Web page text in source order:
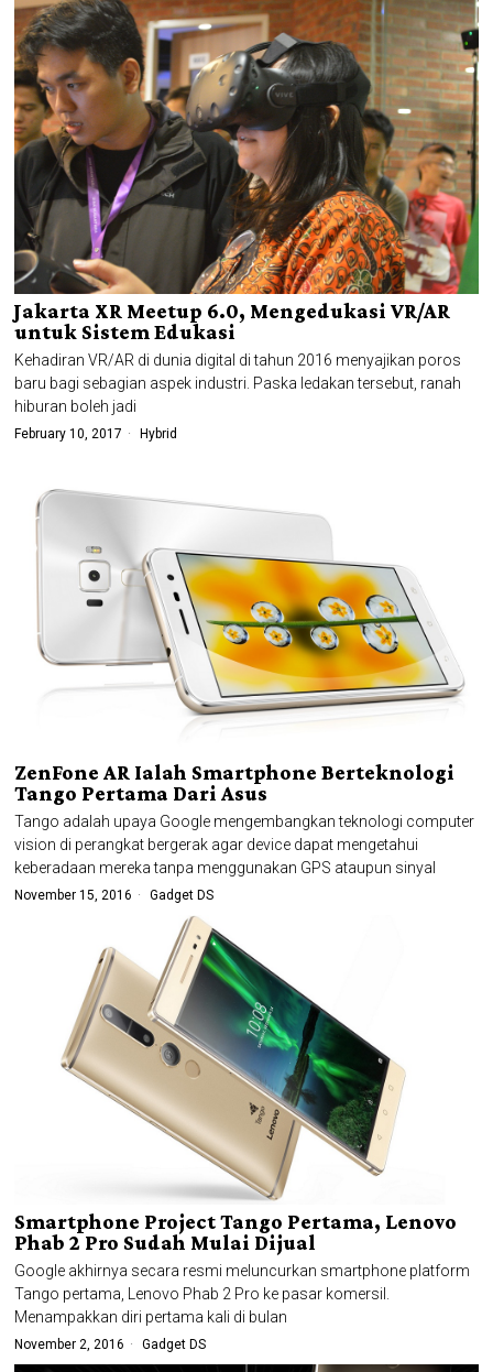
Jakarta XR Meetup 6.0, Mengedukasi VR/AR
untuk Sistem Edukasi
Kehadiran VR/AR di dunia digital di tahun 2016 menyajikan poros
baru bagi sebagian aspek industri. Paska ledakan tersebut, ranah
hiburan boleh jadi
February 10, 2017 Hybrid
ZenFone AR Ialah Smartphone Berteknologi
Tango Pertama Dari Asus
Tango adalah upaya Google mengembangkan teknologi computer
vision di perangkat bergerak agar device dapat mengetahui
keberadaan mereka tanpa menggunakan GPS ataupun sinyal
November 15, 2016 Gadget DS
Smartphone Project Tango Pertama, Lenovo
Phab 2 Pro Sudah Mulai Dijual
Google akhirnya secara resmi meluncurkan smartphone platform
Tango pertama, Lenovo Phab 2 Pro ke pasar komersil.
Menampakkan diri pertama kali di bulan
November 2, 2016 Gadget DS